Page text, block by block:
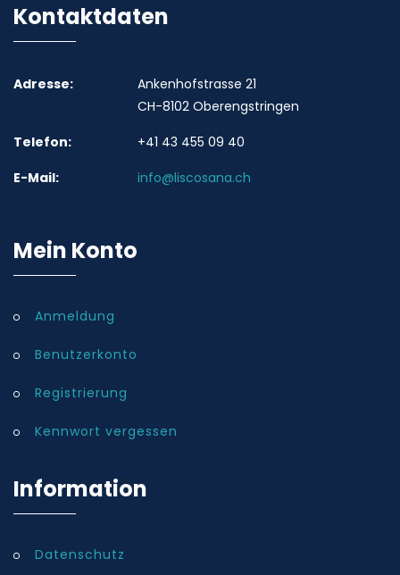
Kontaktdaten
Adresse:
Ankenhofstrasse 21
CH-8102 Oberengstringen
Telefon:
+41 43 455 09 40
E-Mail:
info@liscosana.ch
Mein Konto
Anmeldung
Benutzerkonto
Registrierung
Kennwort vergessen
Information
Datenschutz